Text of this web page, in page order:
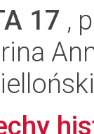
17 ,